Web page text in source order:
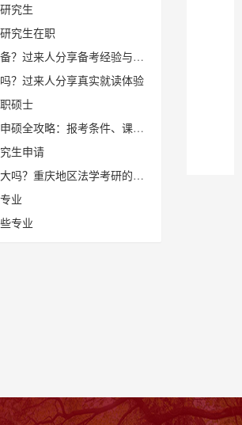
究生
究生在职
过来人分享备考经验与心得
？过来人分享真实就读体验
硕士
：报考条件、课程设置与就业前景解析
生申请
重庆地区法学考研的现状分析
业
专业